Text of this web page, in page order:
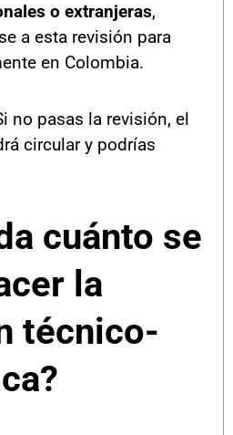
o extranjeras,
a esta revisión para
en Colombia.
no pasas la revisión, el
circular y podrías
cuánto se
la
técnico-